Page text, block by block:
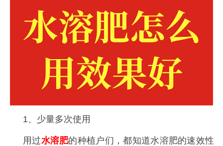
1、少量多次使用
用过水溶肥的种植户们，都知道水溶肥的速效性